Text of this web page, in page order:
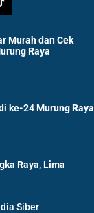
Murah dan Cek
Raya
ke-24 Murung Raya
Raya, Lima
Siber